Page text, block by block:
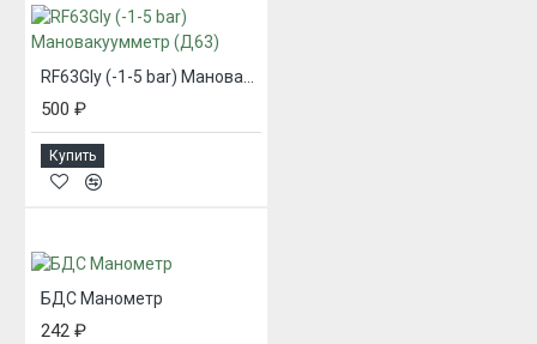
RF63Gly (-1-5 bar) Мановакуумметр (Д63)
500 ₽
Купить
БДС Манометр
242 ₽